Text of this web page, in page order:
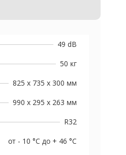
49 dB
50 кг
825 x 735 x 300 мм
990 x 295 x 263 мм
R32
от - 10 °C до + 46 °C